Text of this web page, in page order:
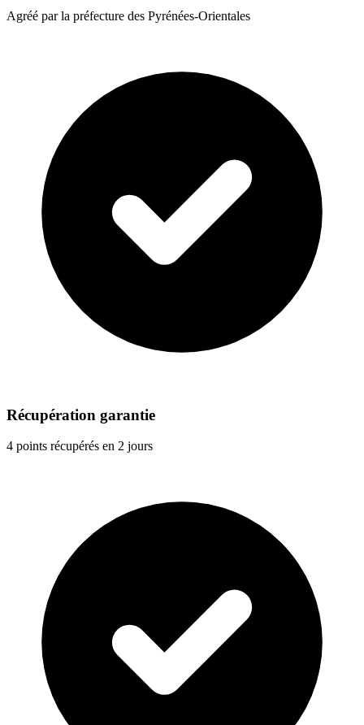
Agréé par la préfecture des Pyrénées-Orientales
Récupération garantie
4 points récupérés en 2 jours